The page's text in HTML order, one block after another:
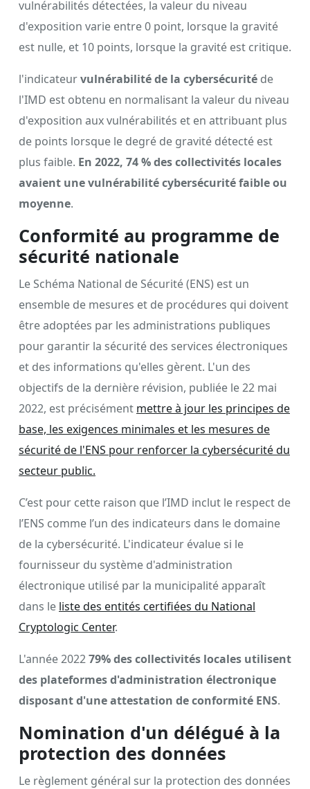
vulnérabilités détectées, la valeur du niveau
d'exposition varie entre 0 point, lorsque la gravité
est nulle, et 10 points, lorsque la gravité est critique.
l'indicateurvulnérabilité de la cybersécurité de
l'IMD est obtenu en normalisant la valeur du niveau
d'exposition aux vulnérabilités et en attribuant plus
de points lorsque le degré de gravité détecté est
plus faible. En 2022, 74 % des collectivités locales
avaient une vulnérabilité cybersécurité faible ou
moyenne.
Conformité au programme de
sécurité nationale
Le Schéma National de Sécurité (ENS) est un
ensemble de mesures et de procédures qui doivent
être adoptées par les administrations publiques
pour garantir la sécurité des services électroniques
et des informations qu'elles gèrent. L'un des
objectifs de la dernière révision, publiée le 22 mai
2022, est précisément mettre à jour les principes de
base, les exigences minimales et les mesures de
sécurité de l'ENS pour renforcer la cybersécurité du
secteur public.
C’est pour cette raison que l’IMD inclut le respect de
l’ENS comme l’un des indicateurs dans le domaine
de la cybersécurité. L'indicateur évalue si le
fournisseur du système d'administration
électronique utilisé par la municipalité apparaît
dans le liste des entités certifiées du National
Cryptologic Center.
L'année 202279% des collectivités locales utilisent
des plateformes d'administration électronique
disposant d'une attestation de conformité ENS.
Nomination d'un délégué à la
protection des données
Le règlement général sur la protection des données